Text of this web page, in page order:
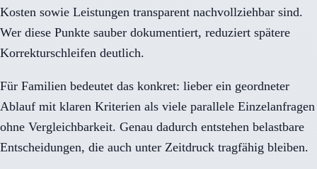
Kosten sowie Leistungen transparent nachvollziehbar sind.
Wer diese Punkte sauber dokumentiert, reduziert spätere
Korrekturschleifen deutlich.
Für Familien bedeutet das konkret: lieber ein geordneter
Ablauf mit klaren Kriterien als viele parallele Einzelanfragen
ohne Vergleichbarkeit. Genau dadurch entstehen belastbare
Entscheidungen, die auch unter Zeitdruck tragfähig bleiben.